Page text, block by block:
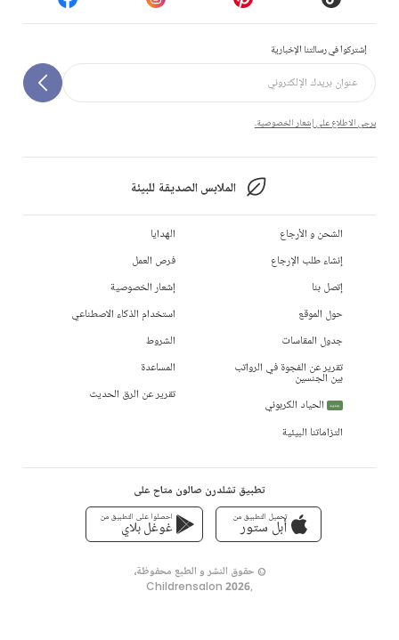
إشتركوا في رسالتنا الإخبارية
يرجى الاطلاع على إشعار الخصوصية.
الملابس الصديقة للبيئة
الشحن و الأرجاع
إنشاء طلب الإرجاع
إتصل بنا
حول الموقع
جدول المقاسات
تقرير عن الفجوة في الرواتب
بين الجنسين
جديد
الحياد الكربوني
التزاماتنا البيئية
الهدايا
فرص العمل
إشعار الخصوصية
استخدام الذكاء الاصطناعي
الشروط
المساعدة
تقرير عن الرق الحديث
تطبيق تشلدرن صالون متاح على
تحميل التطبيق من
أبل ستور
احصلوا على التطبيق من
غوغل بلاي
© حقوق النشر و الطبع محفوظة،
,
Childrensalon 2026